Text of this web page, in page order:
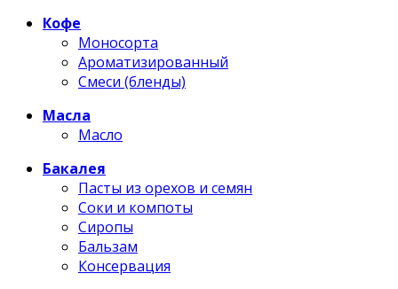
Кофе
Моносорта
Ароматизированный
Смеси (бленды)
Масла
Масло
Бакалея
Пасты из орехов и семян
Соки и компоты
Сиропы
Бальзам
Консервация